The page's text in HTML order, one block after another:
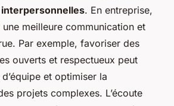
. En entreprise,
meilleure communication et
Par exemple, favoriser des
ouverts et respectueux peut
et optimiser la
projets complexes. L’écoute